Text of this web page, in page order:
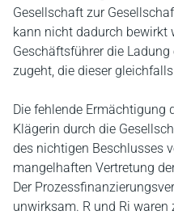
Gesellschaft zur
kann nicht dadurch bewirkt
Geschäftsführer die
zugeht, die dieser
Die fehlende Ermächtigung
Klägerin durch die
des nichtigen Beschlusses
mangelhaften Vertretung
Der
unwirksam. R und Ri